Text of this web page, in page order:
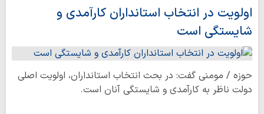
اولویت در انتخاب استانداران کارآمدی و
شایستگی است
حوزه / مومنی گفت: در بحث انتخاب استانداران، اولویت اصلی
دولت ناظر به کارآمدی و شایستگی آنان است.